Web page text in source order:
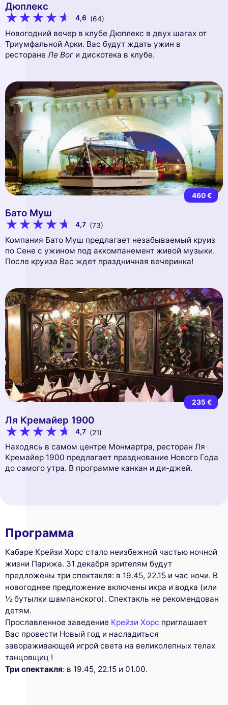
Дюплекс
4,6 (64)
Новогодний вечер в клубе Дюплекс в двух шагах от
Триумфальной Арки. Вас будут ждать ужин в
ресторанеЛе Вог и дискотека в клубе.
460 €
Бато Муш
4,7 (73)
Компания Бато Муш предлагает незабываемый круиз
по Сене с ужином под аккомпанемент живой музыки.
После круиза Вас ждет праздничная вечеринка!
235 €
Ля Кремайер 1900
4,7 (21)
Находясь в самом центре Монмартра, ресторан Ля
Кремайер 1900 предлагает празднование Нового Года
до самого утра. В программе канкан и ди-джей.
Программа
Кабаре Крейзи Хорс стало неизбежной частью ночной
жизни Парижа. 31 декабря зрителям будут
предложены три спектакля: в 19.45, 22.15 и час ночи. В
новогоднее предложение включены икра и водка (или
½ бутылки шампанского). Спектакль не рекомендован
детям.
Прославленное заведение Крейзи Хорс приглашает
Вас провести Новый год и насладиться
завораживающей игрой света на великолепных телах
танцовщиц !
Три спектакля: в 19.45, 22.15 и 01.00.